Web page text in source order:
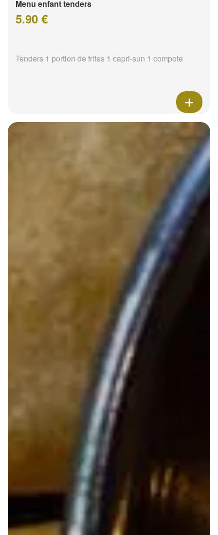
Menu enfant tenders
5.90 €
Tenders 1 portion de frites 1 capri-sun 1 compote